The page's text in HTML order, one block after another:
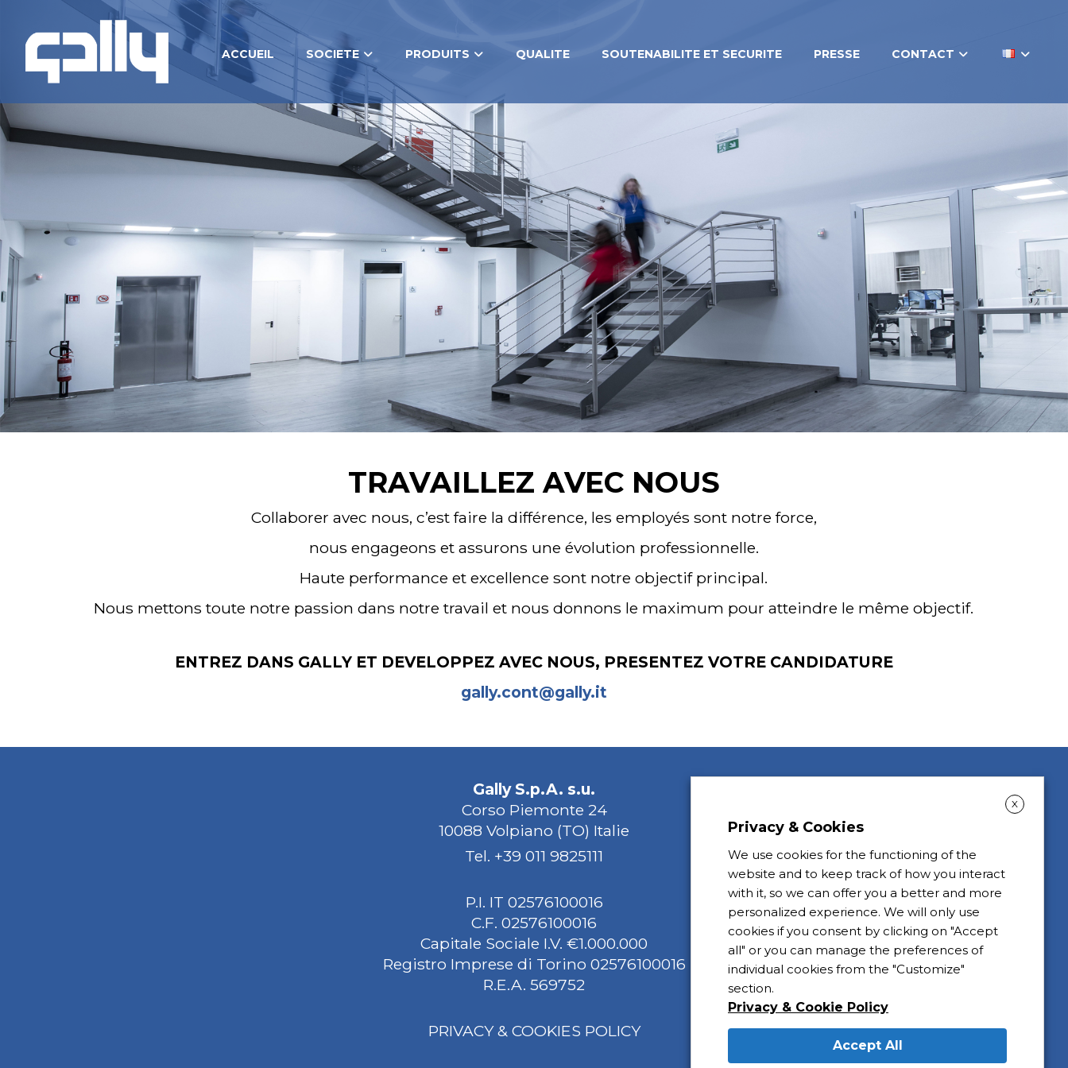
ACCUEIL SOCIETE PRODUITS QUALITE SOUTENABILITE ET SECURITE PRESSE CONTACT
TRAVAILLEZ AVEC NOUS
Collaborer avec nous, c’est faire la différence, les employés sont notre force,
nous engageons et assurons une évolution professionnelle.
Haute performance et excellence sont notre objectif principal.
Nous mettons toute notre passion dans notre travail et nous donnons le maximum pour atteindre le même objectif.
ENTREZ DANS GALLY ET DEVELOPPEZ AVEC NOUS, PRESENTEZ VOTRE CANDIDATURE
gally.cont@gally.it
Gally S.p.A. s.u.
Corso Piemonte 24
10088 Volpiano (TO) Italie
Tel. +39 011 9825111
P.I. IT 02576100016
C.F. 02576100016
Capitale Sociale I.V. €1.000.000
Registro Imprese di Torino 02576100016
R.E.A. 569752
PRIVACY & COOKIES POLICY
X
Privacy & Cookies
We use cookies for the functioning of the
website and to keep track of how you interact
with it, so we can offer you a better and more
personalized experience. We will only use
cookies if you consent by clicking on "Accept
all" or you can manage the preferences of
individual cookies from the "Customize"
section.
Privacy & Cookie Policy
Accept All